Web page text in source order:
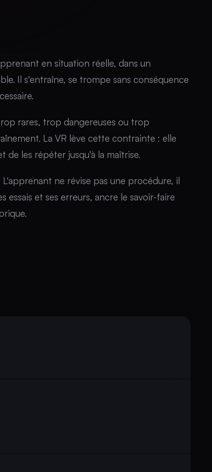
en situation réelle, dans un
Il s'entraîne, se trompe sans conséquence
rares, trop dangereuses ou trop
La VR lève cette contrainte : elle
de les répéter jusqu'à la maîtrise.
ne révise pas une procédure, il
essais et ses erreurs, ancre le savoir-faire